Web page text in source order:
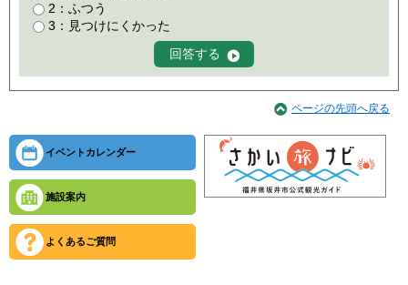
2：ふつう
3：見つけにくかった
ページの先頭へ戻る
イベントカレンダー
施設案内
よくあるご質問